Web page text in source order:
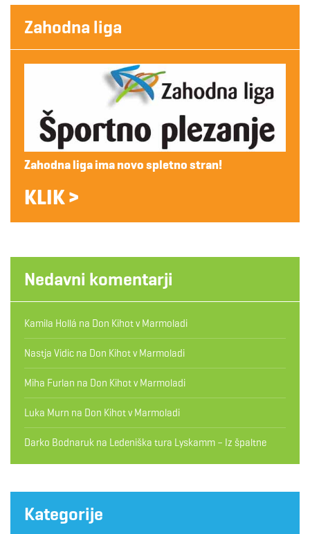
Zahodna liga
Zahodna liga ima novo spletno stran!
KLIK >
Nedavni komentarji
Kamila Hollá na Don Kihot v Marmoladi
Nastja Vidic na Don Kihot v Marmoladi
Miha Furlan na Don Kihot v Marmoladi
Luka Murn na Don Kihot v Marmoladi
Darko Bodnaruk na Ledeniška tura Lyskamm – Iz špaltne
Kategorije